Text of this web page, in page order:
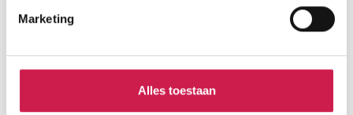
Marketing
Alles toestaan